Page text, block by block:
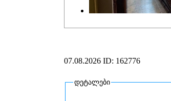
07.08.2026 ID: 162776
დეტალები